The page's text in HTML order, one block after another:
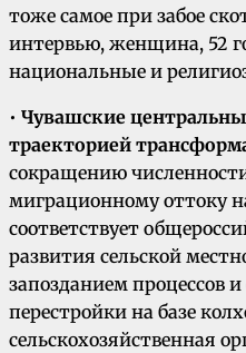
тоже самое при забое
интервью, женщина, 52
национальные и
• Чувашские
траекторией
сокращению
миграционному оттоку
соответствует
развития сельской
запозданием процессов
перестройки на базе
сельскохозяйственная